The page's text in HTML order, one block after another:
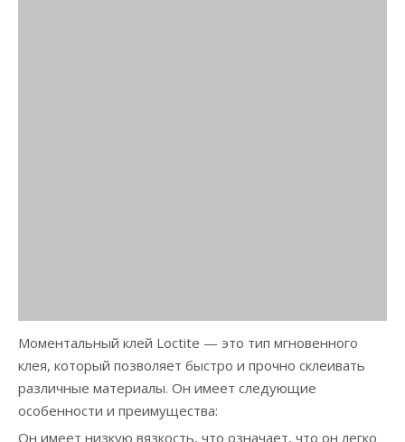
Моментальный клей Loctite — это тип мгновенного
клея, который позволяет быстро и прочно склеивать
различные материалы. Он имеет следующие
особенности и преимущества:
Он имеет низкую вязкость, что означает, что он легко